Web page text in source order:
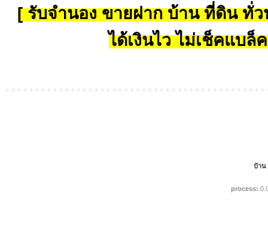
[ รับจำนอง ขายฝาก บ้าน ที่ดิน ทั่ว
ได้เงินไว ไม่เช็คแบล็
บ้าน
process: